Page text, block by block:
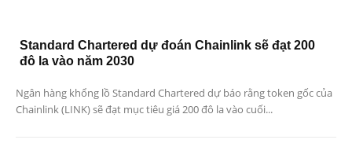
Standard Chartered dự đoán Chainlink sẽ đạt 200
đô la vào năm 2030
Ngân hàng khổng lồ Standard Chartered dự báo rằng token gốc của
Chainlink (LINK) sẽ đạt mục tiêu giá 200 đô la vào cuối...